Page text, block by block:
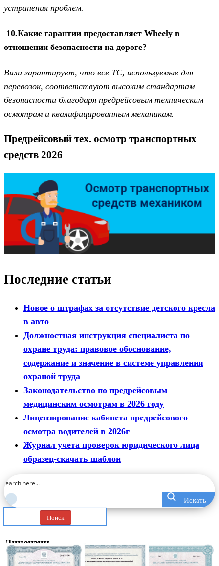
устранения проблем.
10.Какие гарантии предоставляет Wheely в
отношении безопасности на дороге?
Вили гарантирует, что все ТС, используемые для
перевозок, соответствуют высоким стандартам
безопасности благодаря предрейсовым техническим
осмотрам и квалифицированным механикам.
Предрейсовый тех. осмотр транспортных
средств 2026
Последние статьи
Новое о штрафах за отсутствие детского кресла
в авто
Должностная инструкция специалиста по
охране труда: правовое обоснование,
содержание и значение в системе управления
охраной труда
Законодательство по предрейсовым
медицинским осмотрам в 2026 году
Лицензирование кабинета предрейсового
осмотра водителей в 2026г
Журнал учета проверок юридического лица
образец-скачать шаблон
Искать
Поиск
Лицензии